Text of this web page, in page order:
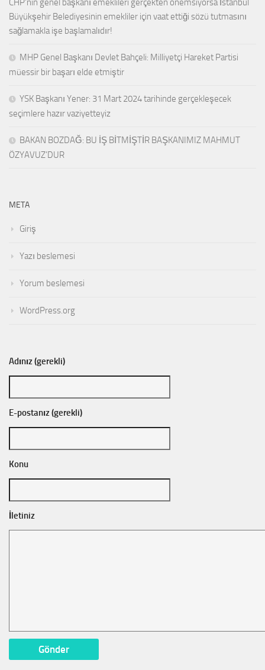
Büyükşehir Belediyesinin emekliler için vaat ettiği sözü tutmasını
sağlamakla işe başlamalıdır!
MHP Genel Başkanı Devlet Bahçeli: Milliyetçi Hareket Partisi
müessir bir başarı elde etmiştir
YSK Başkanı Yener: 31 Mart 2024 tarihinde gerçekleşecek
seçimlere hazır vaziyetteyiz
BAKAN BOZDAĞ: BU İŞ BİTMİŞTİR BAŞKANIMIZ MAHMUT
ÖZYAVUZ’DUR
META
Giriş
Yazı beslemesi
Yorum beslemesi
WordPress.org
Adınız (gerekli)
E-postanız (gerekli)
Konu
İletiniz